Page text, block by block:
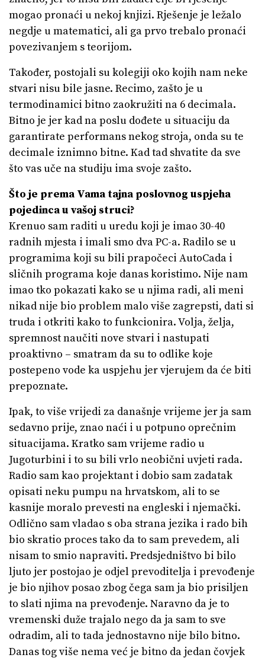
mogao pronaći u nekoj knjizi. Rješenje je ležalo
negdje u matematici, ali ga prvo trebalo pronaći
povezivanjem s teorijom.
Također, postojali su kolegiji oko kojih nam neke
stvari nisu bile jasne. Recimo, zašto je u
termodinamici bitno zaokružiti na 6 decimala.
Bitno je jer kad na poslu dođete u situaciju da
garantirate performans nekog stroja, onda su te
decimale iznimno bitne. Kad tad shvatite da sve
što vas uče na studiju ima svoje zašto.
Što je prema Vama tajna poslovnog uspjeha
pojedinca u vašoj struci?
Krenuo sam raditi u uredu koji je imao 30-40
radnih mjesta i imali smo dva PC-a. Radilo se u
programima koji su bili prapočeci AutoCada i
sličnih programa koje danas koristimo. Nije nam
imao tko pokazati kako se u njima radi, ali meni
nikad nije bio problem malo više zagrepsti, dati si
truda i otkriti kako to funkcionira. Volja, želja,
spremnost naučiti nove stvari i nastupati
proaktivno – smatram da su to odlike koje
postepeno vode ka uspjehu jer vjerujem da će biti
prepoznate.
Ipak, to više vrijedi za današnje vrijeme jer ja sam
sedavno prije, znao naći i u potpuno oprečnim
situacijama. Kratko sam vrijeme radio u
Jugoturbini i to su bili vrlo neobični uvjeti rada.
Radio sam kao projektant i dobio sam zadatak
opisati neku pumpu na hrvatskom, ali to se
kasnije moralo prevesti na engleski i njemački.
Odlično sam vladao s oba strana jezika i rado bih
bio skratio proces tako da to sam prevedem, ali
nisam to smio napraviti. Predsjedništvo bi bilo
ljuto jer postojao je odjel prevoditelja i prevođenje
je bio njihov posao zbog čega sam ja bio prisiljen
to slati njima na prevođenje. Naravno da je to
vremenski duže trajalo nego da ja sam to sve
odradim, ali to tada jednostavno nije bilo bitno.
Danas tog više nema već je bitno da jedan čovjek